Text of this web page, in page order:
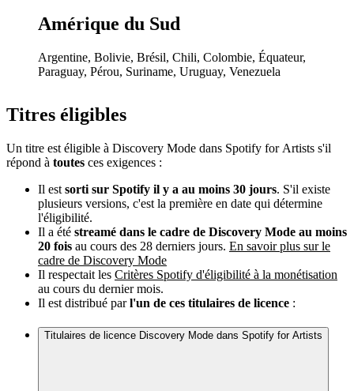
Amérique du Sud
Argentine, Bolivie, Brésil, Chili, Colombie, Équateur,
Paraguay, Pérou, Suriname, Uruguay, Venezuela
Titres éligibles
Un titre est éligible à Discovery Mode dans Spotify for Artists s'il
répond à toutes ces exigences :
Il est sorti sur Spotify il y a au moins 30 jours. S'il existe
plusieurs versions, c'est la première en date qui détermine
l'éligibilité.
Il a été streamé dans le cadre de Discovery Mode au moins
20 fois au cours des 28 derniers jours. En savoir plus sur le
cadre de Discovery Mode
Il respectait les Critères Spotify d'éligibilité à la monétisation
au cours du dernier mois.
Il est distribué parl'un de ces titulaires de licence :
Titulaires de licence Discovery Mode dans Spotify for Artists